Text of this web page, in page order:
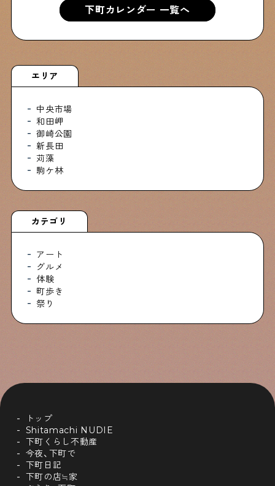
下町カレンダー 一覧へ
エリア
中央市場
和田岬
御崎公園
新長田
苅藻
駒ケ林
カテゴリ
アート
グルメ
体験
町歩き
祭り
トップ
Shitamachi NUDIE
下町くらし不動産
今夜、下町で
下町日記
下町の店≒家